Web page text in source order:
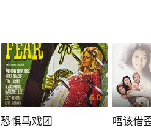
6.0
恐惧马戏团 唔该借